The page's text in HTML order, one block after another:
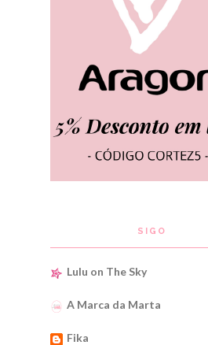
SIGO
Lulu on The Sky
A Marca da Marta
Fika